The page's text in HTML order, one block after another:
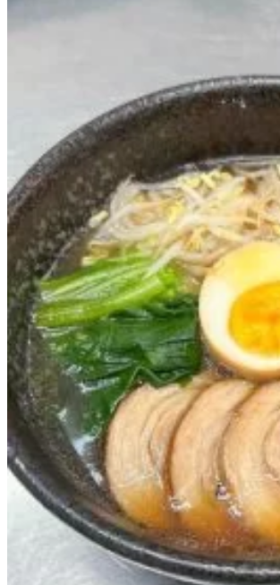
Kỳ Thủ Cờ Vua
Lập Trình Cho Trẻ Em
Robotic trẻ em
Piano Trẻ Em
Thanh Nhạc Trẻ Em
Sơ Cấp Cứu Cho Trẻ Em
Toán Tư Duy
Bếp Gia Đình
Trung Cấp CET
Kỹ Thuật Chế Biến Món Ăn
Kỹ Thuật Làm Bánh
Kỹ Thuật Pha Chế Đồ Uống
Quản Trị Khách Sạn
Quản Lý Kinh Doanh Nhà Hàng
Hướng Dẫn Du Lịch
Quản Trị Lữ Hành
Marketing
Tạo Mẫu Và Chăm Sóc Sắc Đẹp
Truyền Thông Đa Phương Tiện
Công Nghệ Thông Tin
An Ninh Mạng
Thiết Kế Đồ Họa
Âm Nhạc
Điện Công Nghiệp Và Dân Dụng
Văn Hóa Phổ Thông
Nâng Cao Năng Lực Tiếng Anh
Tin Tức
HỌC BỔNG 2026
Học kỹ năng
Đào Tạo Nghề